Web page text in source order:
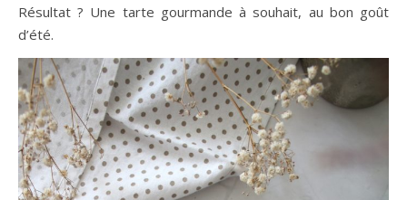
Résultat ? Une tarte gourmande à souhait, au bon goût
d’été.